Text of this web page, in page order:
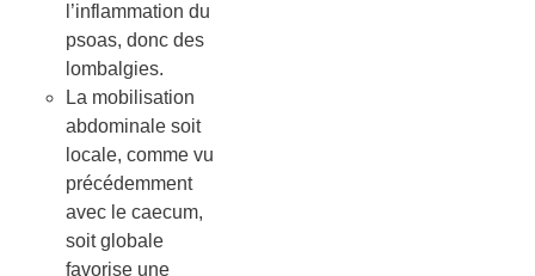
l’inflammation du
psoas, donc des
lombalgies.
La mobilisation
abdominale soit
locale, comme vu
précédemment
avec le caecum,
soit globale
favorise une